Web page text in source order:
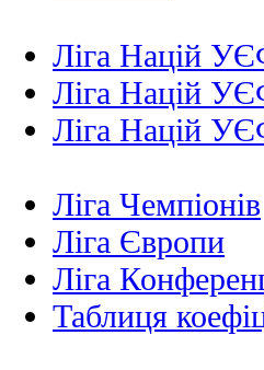
Ліга Націй
Ліга Націй
Ліга Націй
Ліга Чемпіонів
Ліга Європи
Ліга
Таблиця